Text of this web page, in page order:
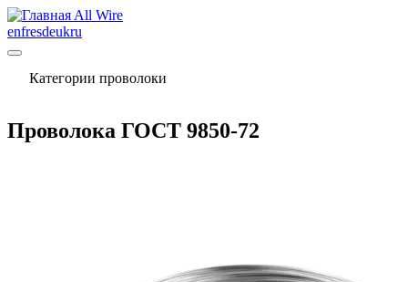
All Wire
enfresdeukru
Категории проволоки
Проволока ГОСТ 9850-72